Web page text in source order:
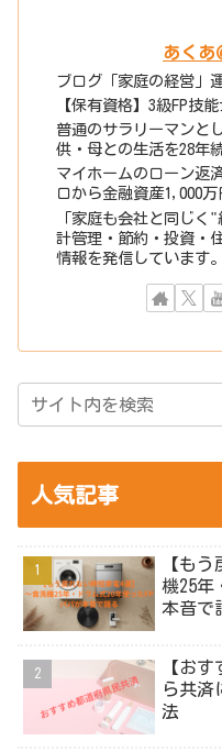
あくあ
ブログ「家庭の経営」
【保有資格】3級FP技
普通のサラリーマンと
供・母との生活を28年
マイホームのローン返
ロから金融資産1,000万
「家庭も会社と同じ
計管理・節約・投資・
情報を発信しています。
人気記事
【も
機25年
本音で
【お
ら共済
法